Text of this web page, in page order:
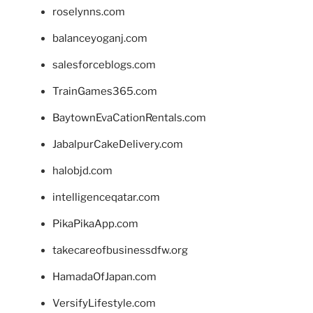
roselynns.com
balanceyoganj.com
salesforceblogs.com
TrainGames365.com
BaytownEvaCationRentals.com
JabalpurCakeDelivery.com
halobjd.com
intelligenceqatar.com
PikaPikaApp.com
takecareofbusinessdfw.org
HamadaOfJapan.com
VersifyLifestyle.com